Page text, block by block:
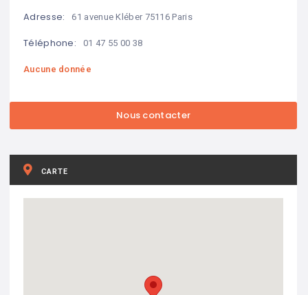
Adresse: 61 avenue Kléber 75116 Paris
Téléphone: 01 47 55 00 38
Aucune donnée
CARTE